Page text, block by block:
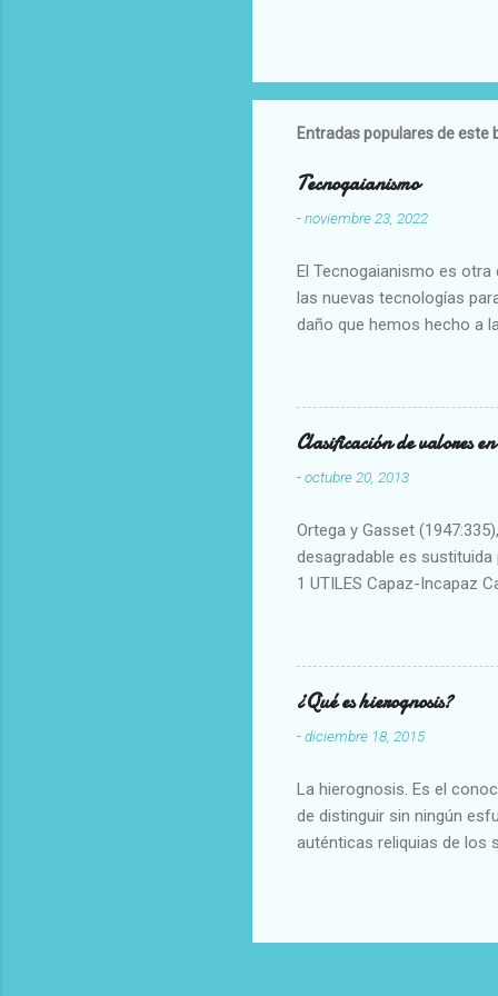
Entradas populares de este
Tecnogaianismo
-noviembre 23, 2022
El Tecnogaianismo es
las nuevas tecnologías
daño que hemos hecho a
Clasificación de valores
-octubre 20, 2013
Ortega y Gasset
desagradable es
1 UTILES Capaz-Incapaz
Escrupuloso-Relajado
Armonioso-Inarmonioso 4
¿Qué es hierognosis?
-diciembre 18, 2015
La hierognosis. Es el
de distinguir sin ningún
auténticas reliquias de los